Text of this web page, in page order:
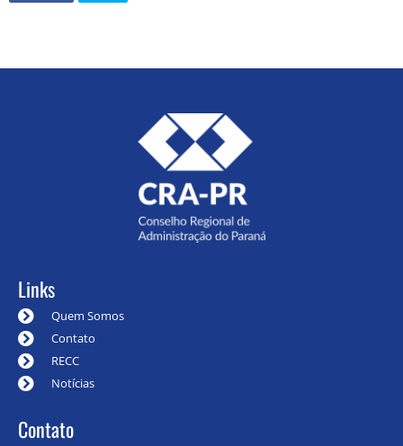
Links
Quem Somos
Contato
RECC
Notícias
Contato